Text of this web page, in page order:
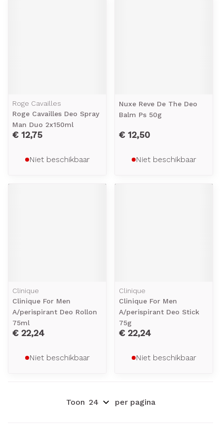
Roge Cavailles
Roge Cavailles Deo Spray
Man Duo 2x150ml
€ 12,75
Niet beschikbaar
Nuxe Reve De The Deo
Balm Ps 50g
€ 12,50
Niet beschikbaar
Clinique
Clinique For Men
A/perispirant Deo Rollon
75ml
€ 22,24
Niet beschikbaar
Clinique
Clinique For Men
A/perispirant Deo Stick
75g
€ 22,24
Niet beschikbaar
Toon per pagina